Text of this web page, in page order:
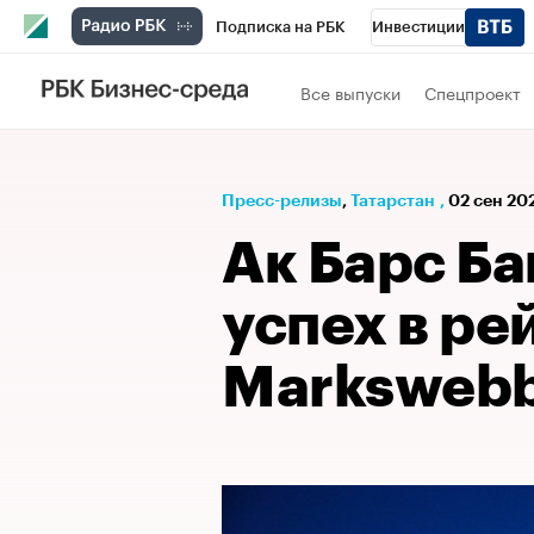
Подписка на РБК Инвестиции
РБК Вино
Проверка контрагентов Политика
Все выпуски Спецпроект
Пресс-релизы⁠, Татарстан , 02 сен
Ак Барс
успех в